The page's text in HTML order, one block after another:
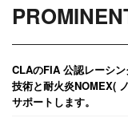
CLAのFIA 公認レーシ
技術と耐火炎NOMEX(
サポートします。